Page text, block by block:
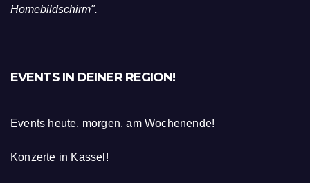
Homebildschirm".
EVENTS IN DEINER REGION!
Events heute, morgen, am Wochenende!
Konzerte in Kassel!